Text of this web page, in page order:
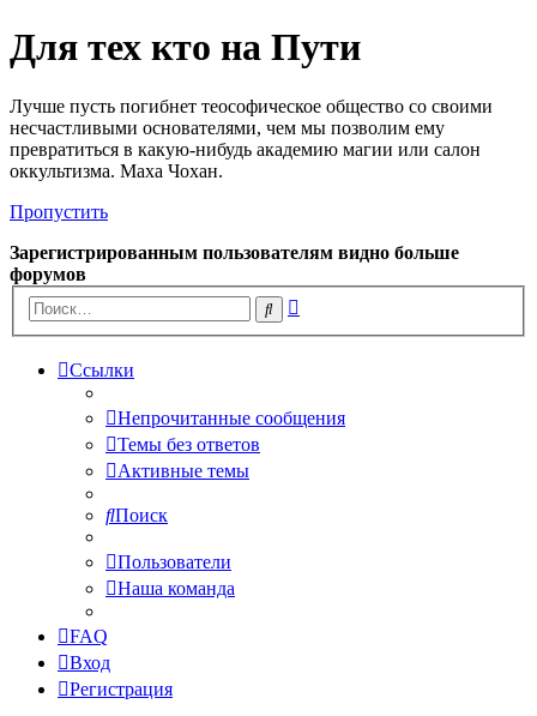
Для тех кто на Пути
Лучше пусть погибнет теософическое общество со своими
несчастливыми основателями, чем мы позволим ему
превратиться в какую-нибудь академию магии или салон
оккультизма. Маха Чохан.
Пропустить
Зарегистрированным пользователям видно больше
форумов
Поиск
Ссылки
Непрочитанные сообщения
Темы без ответов
Активные темы
Поиск
Пользователи
Наша команда
FAQ
Вход
Регистрация